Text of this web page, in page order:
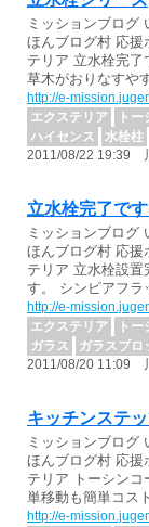
ミッションブログ
ほんブログ村 応援
テリア 立水栓完了
草木がおりなすや
http://e-
エクステリア
ト
ハイセンス
水栓柱
2011/08/22 19:39
立水栓完了です
ミッションブログ
ほんブログ村 応援
テリア 立水栓設
す。 シンピアフラ
http://e-
エクステリア
ト
ガラス
ガラスブロ
2011/08/20 11:09
キッチンステ
ミッションブログ
ほんブログ村 応援
テリア トーシンコ
単移動も簡単コス
http://e-